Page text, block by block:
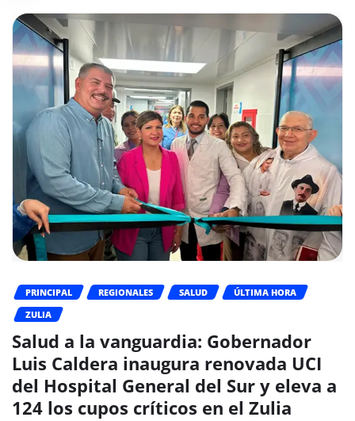
PRINCIPAL REGIONALES SALUD
ÚLTIMA HORA
ZULIA
Salud a la vanguardia: Gobernador
Luis Caldera inaugura renovada UCI
del Hospital General del Sur y eleva a
124 los cupos críticos en el Zulia